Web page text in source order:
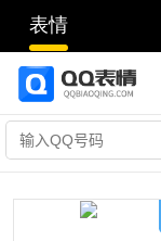
表情